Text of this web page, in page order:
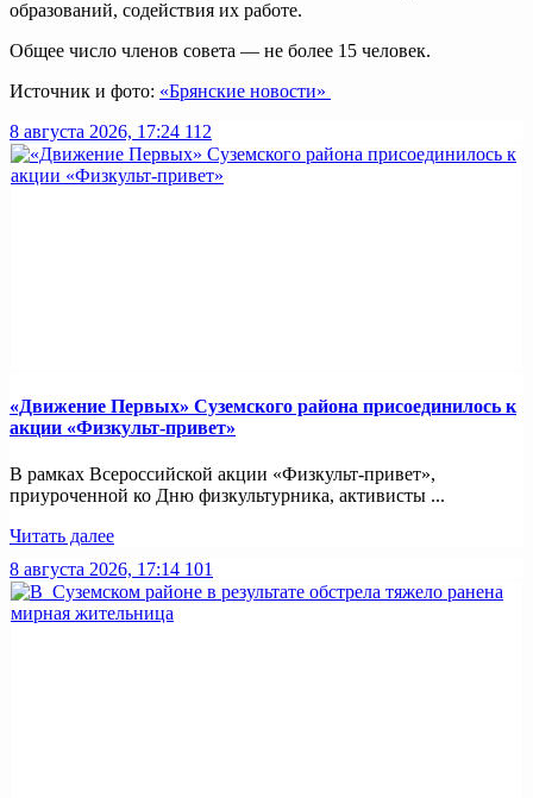
образований, содействия их работе.
Общее число членов совета — не более 15 человек.
Источник и фото: «Брянские новости»
8 августа 2026, 17:24 112
«Движение Первых» Суземского района присоединилось к
акции «Физкульт-привет»
В рамках Всероссийской акции «Физкульт-привет»,
приуроченной ко Дню физкультурника, активисты ...
Читать далее
8 августа 2026, 17:14 101